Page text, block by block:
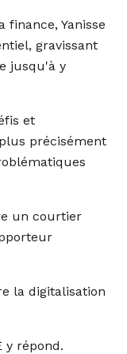
Yanisse
gravissant
jusqu'à y
et
précisément
un courtier
la digitalisation
y répond.